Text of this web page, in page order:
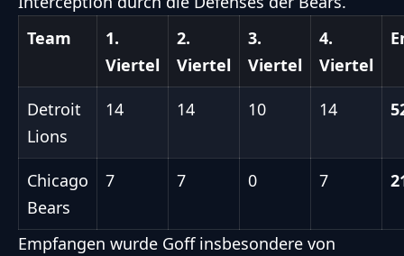
Team
1.
Viertel
2.
Viertel
3.
Viertel
4.
Viertel
Detroit
Lions
14 14 10 14
Chicago
Bears
7 7 0 7
Empfangen wurde Goff insbesondere von